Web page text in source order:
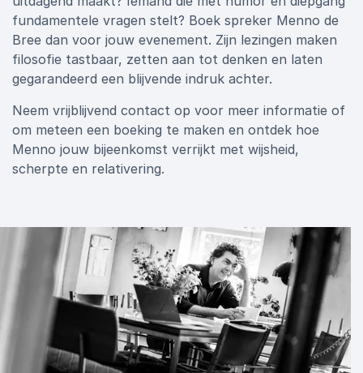
fundamentele vragen stelt? Boek spreker Menno de
Bree dan voor jouw evenement. Zijn lezingen maken
filosofie tastbaar, zetten aan tot denken en laten
gegarandeerd een blijvende indruk achter.
Neem vrijblijvend contact op voor meer informatie of
om meteen een boeking te maken en ontdek hoe
Menno jouw bijeenkomst verrijkt met wijsheid,
scherpte en relativering.